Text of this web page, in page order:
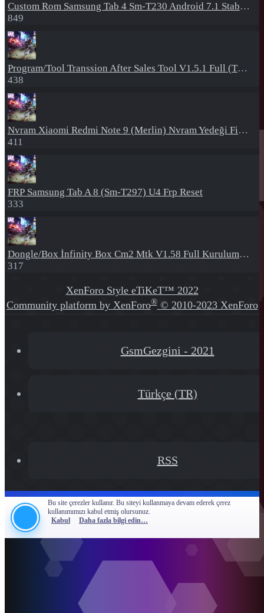
Custom Rom Samsung Tab 4 Sm-T230 Android 7.1 Stabil Eba Destekli Yazılım
849
Program/Tool Transsion After Sales Tool V1.5.1 Full (Tüm Mtk Işlemcili Cihazları Meta Moda Alma)
438
Nvram Xiaomi Redmi Note 9 (Merlin) Nvram Yedeği Fix Nv By Dft Pro
411
FRP Samsung Tab A 8 (Sm-T297) U4 Frp Reset
333
Dongle/Box İnfinity Box Cm2 Mtk V1.58 Full Kurulum+Crack
317
XenForo Style eTiKeT™ 2022
Community platform by XenForo® © 2010-2023 XenForo
GsmGezgini - 2021
Türkçe (TR)
RSS
Bu site çerezler kullanır. Bu siteyi kullanmaya devam ederek çerez
kullanımımızı kabul etmiş olursunuz.
Kabul
Daha fazla bilgi edin…